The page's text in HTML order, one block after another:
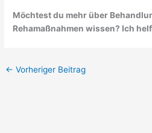
Möchtest du mehr über
Rehamaßnahmen wissen? Ich
← Vorheriger Beitrag